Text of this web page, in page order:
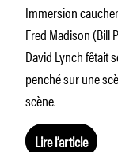
Immersion
Fred Madison (Bill
David Lynch fêtait
penché sur une
scène.
Lire l’article